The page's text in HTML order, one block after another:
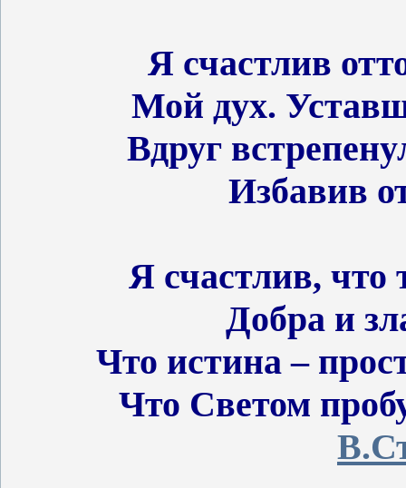
Я счастлив
Мой дух.
Вдруг
Избавив
Я счастлив, что
Добра и
Что истина –
Что Светом